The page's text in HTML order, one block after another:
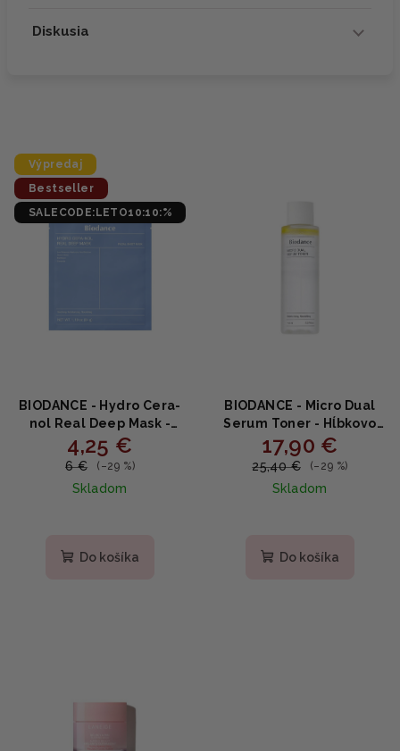
Diskusia
Výpredaj
Bestseller
SALECODE:LETO10:10:%
BIODANCE - Hydro Cera-
nol Real Deep Mask -
Hĺbkovo hydratačná
hydrogélová maska 34g
4,25 €
6 € (–29 %)
Skladom
produktu
Do košíka
BIODANCE - Micro Dual
Serum Toner - Hĺbkovo
hydratačný toner na pleť
150ml
17,90 €
25,40 € (–29 %)
Skladom
produktu
Do košíka